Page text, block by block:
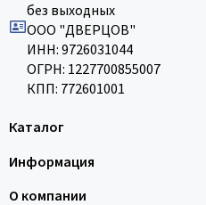
без выходных
ООО "ДВЕРЦОВ"
ИНН: 9726031044
ОГРН: 1227700855007
КПП: 772601001
Каталог
Информация
О компании